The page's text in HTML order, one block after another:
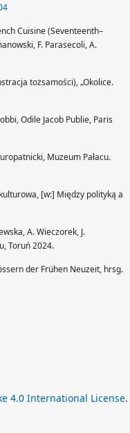
Cuisine (Seventeenth–
F. Parasecoli, A.
tożsamości), „Okolice.
Odile Jacob Publie, Paris
Muzeum Pałacu.
[w:] Między polityką a
A. Wieczorek, J.
Toruń 2024.
der Frühen Neuzeit, hrsg.
4.0 International License.